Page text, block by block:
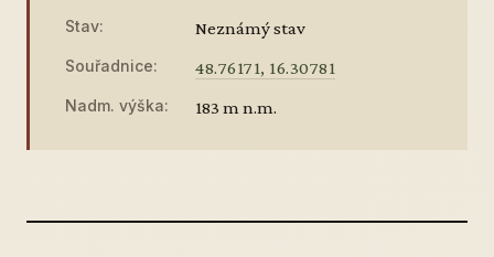
Stav: Neznámý stav
Souřadnice: 48.76171, 16.30781
Nadm. výška: 183 m n.m.